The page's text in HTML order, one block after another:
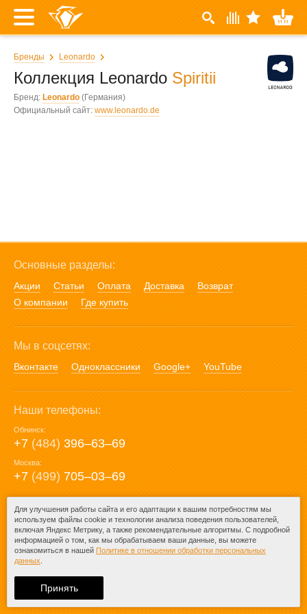
Бренды Leonardo
Коллекция Leonardo Spiritii
Бренд: Leonardo (Германия)
Официальный сайт: www.leonardo.de
Основные разделы:
Акции Статьи Оплата Доставка
Возврат
О компании
Где купить
Мы в соцсетях:
Вконтакте Одноклассники Google+ YouTube
Наши телефоны:
Обнинск:
+7 (484) 396‒63‒69
Москва:
+7 (499) 705‒03‒69
E-mail:
mail@posuda40.ru
При любом копировании информации
ссылка на
Для улучшения работы сайта и его адаптации к вашим потребностям мы
используем файлы cookie и технологии анализа поведения пользователей,
включая Яндекс Метрику, а также рекомендательные алгоритмы. С подробной
информацией о том, как мы обрабатываем ваши данные, вы можете
ознакомиться в нашей Политике в отношении обработки персональных
данных
Принять